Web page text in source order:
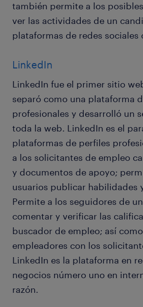
también permite a los
ver las actividades de un
plataformas de redes sociales
LinkedIn
LinkedIn fue el primer sitio
separó como una plataforma
profesionales y desarrolló un
toda la web. LinkedIn es el
plataformas de perfiles
a los solicitantes de empleo
y documentos de apoyo;
usuarios publicar habilidades
Permite a los seguidores de
comentar y verificar las
buscador de empleo; así
empleadores con los
LinkedIn es la plataforma en
negocios número uno en
razón.